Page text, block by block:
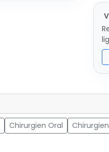
Chirurgien Oral